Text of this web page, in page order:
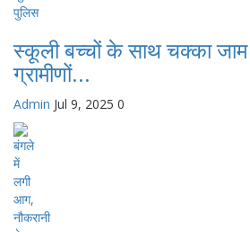
स्कूली बच्चों के साथ चक्का जाम
ग्रामीणों...
Admin Jul 9, 2025 0